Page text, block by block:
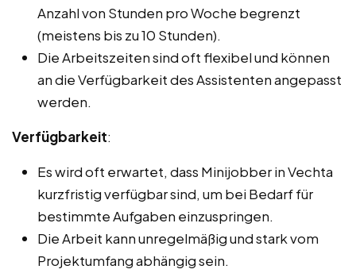
Anzahl von Stunden pro Woche begrenzt
(meistens bis zu 10 Stunden).
Die Arbeitszeiten sind oft flexibel und können
an die Verfügbarkeit des Assistenten angepasst
werden.
Verfügbarkeit:
Es wird oft erwartet, dass Minijobber in Vechta
kurzfristig verfügbar sind, um bei Bedarf für
bestimmte Aufgaben einzuspringen.
Die Arbeit kann unregelmäßig und stark vom
Projektumfang abhängig sein.